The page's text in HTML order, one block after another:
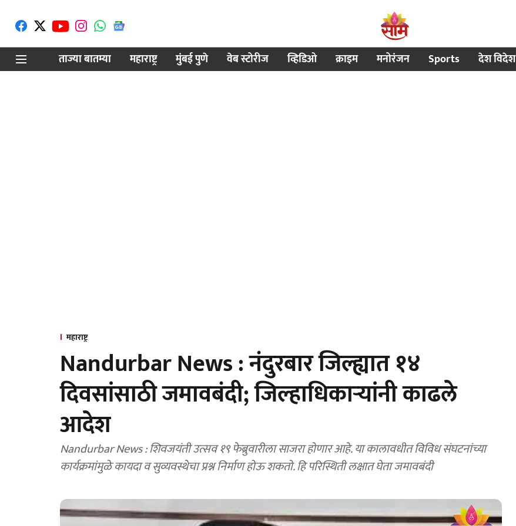
ताज्या बातम्या
महाराष्ट्र मुंबई पुणे वेब स्टोरीज व्हिडिओ क्राइम मनोरंजन Sports देश विदेश
महाराष्ट्र
Nandurbar News : नंदुरबार जिल्ह्यात १४
दिवसांसाठी जमावबंदी; जिल्हाधिकाऱ्यांनी काढले
आदेश
Nandurbar News : शिवजयंती उत्सव १९ फेब्रुवारीला साजरा होणार आहे. या कालावधीत विविध संघटनांच्या
कार्यक्रमांमुळे कायदा व सुव्यवस्थेचा प्रश्न निर्माण होऊ शकतो. हि परिस्थिती लक्षात घेता जमावबंदी